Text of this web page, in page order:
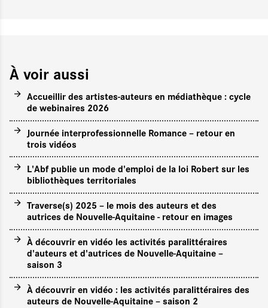
À voir aussi
Accueillir des artistes-auteurs en médiathèque : cycle
de webinaires 2026
Journée interprofessionnelle Romance – retour en
trois vidéos
L'Abf publie un mode d'emploi de la loi Robert sur les
bibliothèques territoriales
Traverse(s) 2025 – le mois des auteurs et des
autrices de Nouvelle-Aquitaine - retour en images
À découvrir en vidéo les activités paralittéraires
d'auteurs et d'autrices de Nouvelle-Aquitaine –
saison 3
À découvrir en vidéo : les activités paralittéraires des
auteurs de Nouvelle-Aquitaine – saison 2